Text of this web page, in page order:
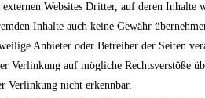
Websites Dritter, auf deren Inhalte
Inhalte auch keine Gewähr
Anbieter oder Betreiber der Seiten
Verlinkung auf mögliche Rechtsverstöße
Verlinkung nicht erkennbar.